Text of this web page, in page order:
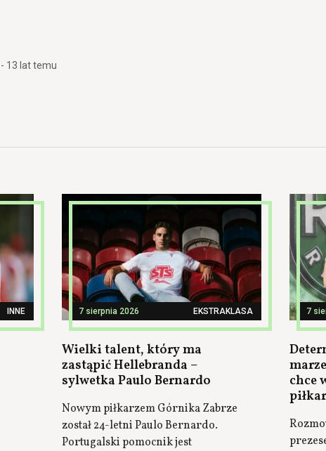
- 13 lat temu
INNE 7 sierpnia 2026 EKSTRAKLASA
Wielki talent, który ma
zastąpić Hellebranda –
sylwetka Paulo Bernardo
Nowym piłkarzem Górnika Zabrze
został 24-letni Paulo Bernardo.
Portugalski pomocnik jest
7
chce